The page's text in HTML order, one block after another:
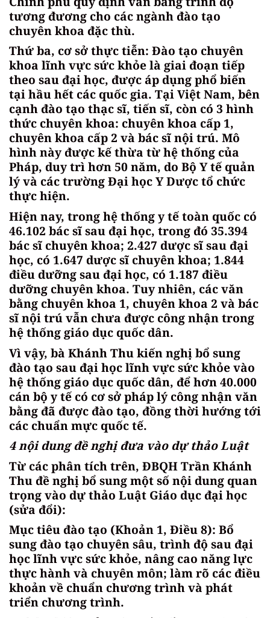
tương đương cho các ngành đào tạo
chuyên khoa đặc thù.
Thứ ba, cơ sở thực tiễn: Đào tạo chuyên
khoa lĩnh vực sức khỏe là giai đoạn tiếp
theo sau đại học, được áp dụng phổ biến
tại hầu hết các quốc gia. Tại Việt Nam, bên
cạnh đào tạo thạc sĩ, tiến sĩ, còn có 3 hình
thức chuyên khoa: chuyên khoa cấp 1,
chuyên khoa cấp 2 và bác sĩ nội trú. Mô
hình này được kế thừa từ hệ thống của
Pháp, duy trì hơn 50 năm, do Bộ Y tế quản
lý và các trường Đại học Y Dược tổ chức
thực hiện.
Hiện nay, trong hệ thống y tế toàn quốc có
46.102 bác sĩ sau đại học, trong đó 35.394
bác sĩ chuyên khoa; 2.427 dược sĩ sau đại
học, có 1.647 dược sĩ chuyên khoa; 1.844
điều dưỡng sau đại học, có 1.187 điều
dưỡng chuyên khoa. Tuy nhiên, các văn
bằng chuyên khoa 1, chuyên khoa 2 và bác
sĩ nội trú vẫn chưa được công nhận trong
hệ thống giáo dục quốc dân.
Vì vậy, bà Khánh Thu kiến nghị bổ sung
đào tạo sau đại học lĩnh vực sức khỏe vào
hệ thống giáo dục quốc dân, để hơn 40.000
cán bộ y tế có cơ sở pháp lý công nhận văn
bằng đã được đào tạo, đồng thời hướng tới
các chuẩn mực quốc tế.
4 nội dung đề nghị đưa vào dự thảo Luật
Từ các phân tích trên, ĐBQH Trần Khánh
Thu đề nghị bổ sung một số nội dung quan
trọng vào dự thảo Luật Giáo dục đại học
(sửa đổi):
Mục tiêu đào tạo (Khoản 1, Điều 8): Bổ
sung đào tạo chuyên sâu, trình độ sau đại
học lĩnh vực sức khỏe, nâng cao năng lực
thực hành và chuyên môn; làm rõ các điều
khoản về chuẩn chương trình và phát
triển chương trình.